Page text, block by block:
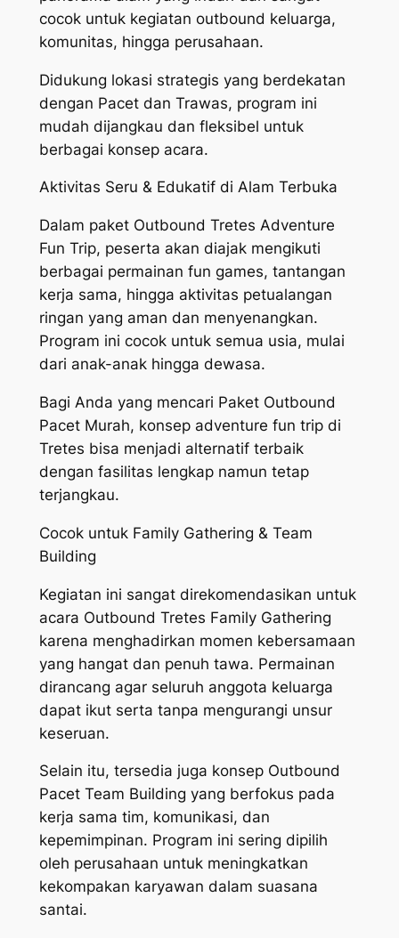
cocok untuk kegiatan outbound keluarga,
komunitas, hingga perusahaan.
Didukung lokasi strategis yang berdekatan
dengan Pacet dan Trawas, program ini
mudah dijangkau dan fleksibel untuk
berbagai konsep acara.
Aktivitas Seru & Edukatif di Alam Terbuka
Dalam paket Outbound Tretes Adventure
Fun Trip, peserta akan diajak mengikuti
berbagai permainan fun games, tantangan
kerja sama, hingga aktivitas petualangan
ringan yang aman dan menyenangkan.
Program ini cocok untuk semua usia, mulai
dari anak-anak hingga dewasa.
Bagi Anda yang mencari Paket Outbound
Pacet Murah, konsep adventure fun trip di
Tretes bisa menjadi alternatif terbaik
dengan fasilitas lengkap namun tetap
terjangkau.
Cocok untuk Family Gathering & Team
Building
Kegiatan ini sangat direkomendasikan untuk
acara Outbound Tretes Family Gathering
karena menghadirkan momen kebersamaan
yang hangat dan penuh tawa. Permainan
dirancang agar seluruh anggota keluarga
dapat ikut serta tanpa mengurangi unsur
keseruan.
Selain itu, tersedia juga konsep Outbound
Pacet Team Building yang berfokus pada
kerja sama tim, komunikasi, dan
kepemimpinan. Program ini sering dipilih
oleh perusahaan untuk meningkatkan
kekompakan karyawan dalam suasana
santai.